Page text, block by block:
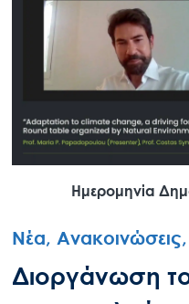
Ημερομηνία
Νέα,
Διοργάνωση